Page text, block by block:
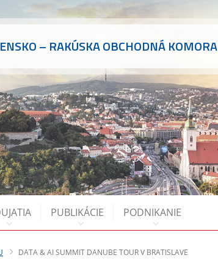
– RAKÚSKA OBCHODNÁ KOMORA
PUBLIKÁCIE PODNIKANIE
DATA & AI SUMMIT DANUBE TOUR V BRATISLAVE